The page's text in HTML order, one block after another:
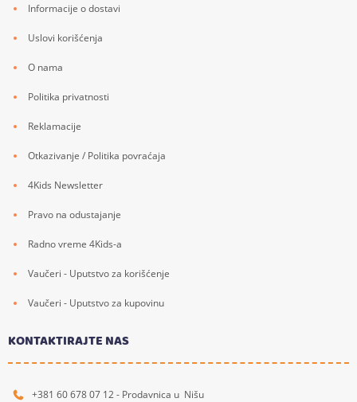
Informacije o dostavi
Uslovi korišćenja
O nama
Politika privatnosti
Reklamacije
Otkazivanje / Politika povraćaja
4Kids Newsletter
Pravo na odustajanje
Radno vreme 4Kids-a
Vaučeri - Uputstvo za korišćenje
Vaučeri - Uputstvo za kupovinu
KONTAKTIRAJTE NAS
+381 60 678 07 12 - Prodavnica u Nišu